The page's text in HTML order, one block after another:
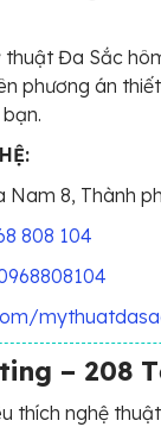
thuật Đa Sắc
phương án
Nam 8, Thành
808 104
– 208
thích nghệ